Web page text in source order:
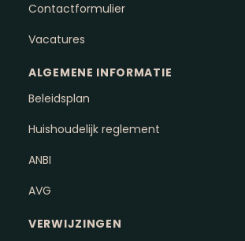
Contactformulier
Vacatures
ALGEMENE INFORMATIE
Beleidsplan
Huishoudelijk reglement
ANBI
AVG
VERWIJZINGEN